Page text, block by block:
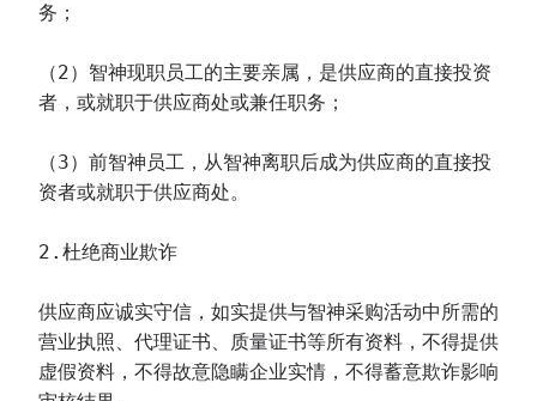
务；
（2）智神现职员工的主要亲属，是供应商的直接投资
者，或就职于供应商处或兼任职务；
（3）前智神员工，从智神离职后成为供应商的直接投
资者或就职于供应商处。
2.杜绝商业欺诈
供应商应诚实守信，如实提供与智神采购活动中所需的
营业执照、代理证书、质量证书等所有资料，不得提供
虚假资料，不得故意隐瞒企业实情，不得蓄意欺诈影响